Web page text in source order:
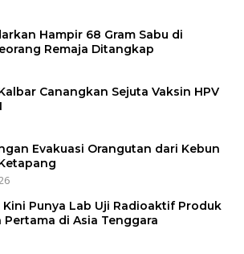
Hampir 68 Gram Sabu di
Remaja Ditangkap
Canangkan Sejuta Vaksin HPV
Evakuasi Orangutan dari Kebun
Punya Lab Uji Radioaktif Produk
Pertama di Asia Tenggara